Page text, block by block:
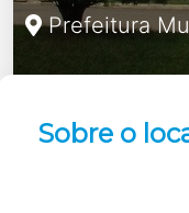
Prefeitura
Sobre o